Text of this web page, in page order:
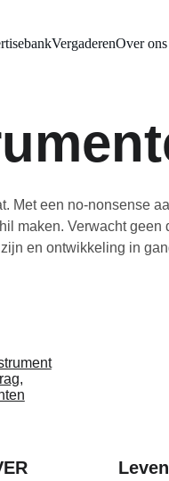
VergaderenOver ons
Met een no-nonsense
maken. Verwacht geen
en ontwikkeling in